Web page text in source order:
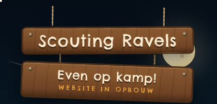
Scouting Ravels
Even op kamp!
WEBSITE IN OPBOUW